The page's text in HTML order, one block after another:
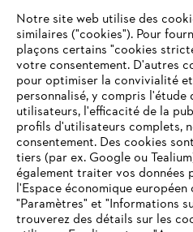
L'Entreprise
Questions fréquentes
Service
VOTRE
Notre site web utilise des
similaires ("cookies"). Pour
plaçons certains "cookies
votre consentement. D'autres
pour optimiser la convivialité
personnalisé, y compris l'étude
utilisateurs, l'efficacité de la
profils d'utilisateurs complets,
consentement. Des cookies
tiers (par ex. Google ou
également traiter vos données
l'Espace économique européen
"Paramètres" et "Informations
trouverez des détails sur les